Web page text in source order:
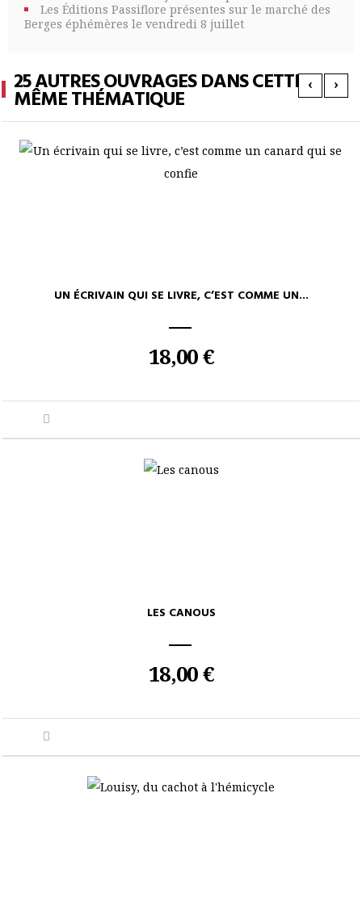
Les Éditions Passiflore présentes sur le marché des
Berges éphémères le vendredi 8 juillet
25 AUTRES OUVRAGES DANS CETTE
MÊME THÉMATIQUE
‹ ›
UN ÉCRIVAIN QUI SE LIVRE, C’EST COMME UN...
18,00 €
LES CANOUS
18,00 €